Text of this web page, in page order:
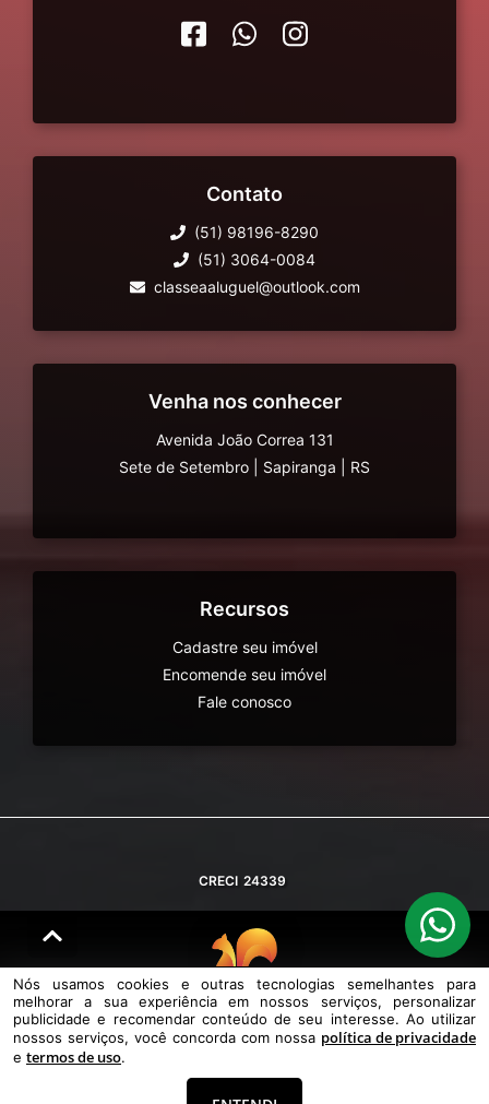
Contato
(51) 98196-8290
(51) 3064-0084
classeaaluguel@outlook.com
Venha nos conhecer
Avenida João Correa 131
Sete de Setembro
Sapiranga RS
Recursos
Cadastre seu imóvel
Encomende seu imóvel
Fale conosco
CRECI 24339
© DESENVOLVIDO PELAAGIL.NET
Nós usamos cookies e outras tecnologias semelhantes para melhorar a
sua experiência em nossos serviços, personalizar publicidade e
Nós usamos cookies e outras tecnologias semelhantes para
melhorar a sua experiência em nossos serviços, personalizar
publicidade e recomendar conteúdo de seu interesse. Ao utilizar
nossos serviços, você concorda com nossa política de privacidade
e termos de uso.